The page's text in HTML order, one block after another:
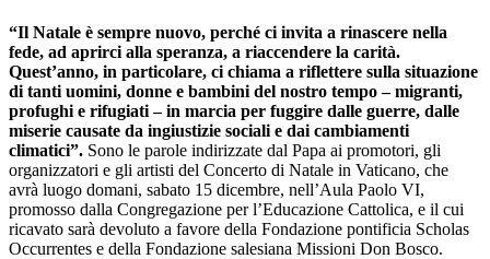
“Il Natale è sempre nuovo, perché ci invita a rinascere nella
fede, ad aprirci alla speranza, a riaccendere la carità.
Quest’anno, in particolare, ci chiama a riflettere sulla situazione
di tanti uomini, donne e bambini del nostro tempo – migranti,
profughi e rifugiati – in marcia per fuggire dalle guerre, dalle
miserie causate da ingiustizie sociali e dai cambiamenti
climatici”. Sono le parole indirizzate dal Papa ai promotori, gli
organizzatori e gli artisti del Concerto di Natale in Vaticano, che
avrà luogo domani, sabato 15 dicembre, nell’Aula Paolo VI,
promosso dalla Congregazione per l’Educazione Cattolica, e il cui
ricavato sarà devoluto a favore della Fondazione pontificia Scholas
Occurrentes e della Fondazione salesiana Missioni Don Bosco.